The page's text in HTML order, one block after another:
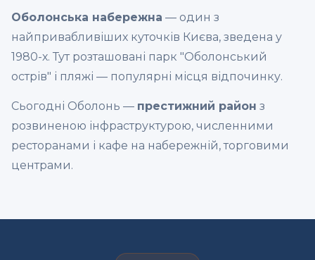
Оболонська набережна — один з
найпривабливіших куточків Києва, зведена у
1980-х. Тут розташовані парк "Оболонський
острів" і пляжі — популярні місця відпочинку.
Сьогодні Оболонь — престижний район з
розвиненою інфраструктурою, численними
ресторанами і кафе на набережній, торговими
центрами.